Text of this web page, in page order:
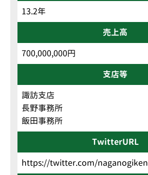
13.2年
売上高
700,000,000円
支店等
諏訪支店
長野事務所
飯田事務所
TwitterURL
https://twitter.com/naganogiken